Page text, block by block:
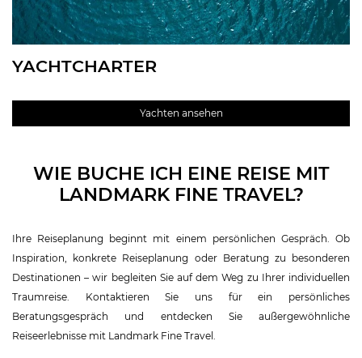
YACHTCHARTER
Yachten ansehen
WIE BUCHE ICH EINE REISE MIT
LANDMARK FINE TRAVEL?
Ihre Reiseplanung beginnt mit einem persönlichen Gespräch. Ob
Inspiration, konkrete Reiseplanung oder Beratung zu besonderen
Destinationen – wir begleiten Sie auf dem Weg zu Ihrer individuellen
Traumreise. Kontaktieren Sie uns für ein persönliches
Beratungsgespräch und entdecken Sie außergewöhnliche
Reiseerlebnisse mit Landmark Fine Travel.